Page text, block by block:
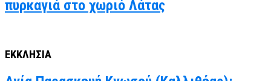
πυρκαγιά στο χωριό Λάτας
ΕΚΚΛΗΣΙΑ